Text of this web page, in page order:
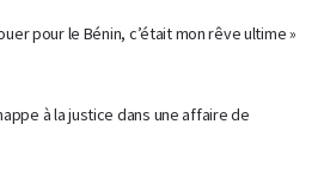
pour le Bénin, c’était mon rêve ultime »
à la justice dans une affaire de